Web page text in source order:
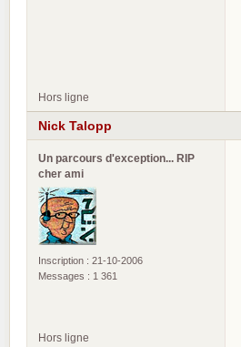
Hors ligne
Nick Talopp
Un parcours d'exception... RIP
cher ami
Inscription : 21-10-2006
Messages : 1 361
Hors ligne